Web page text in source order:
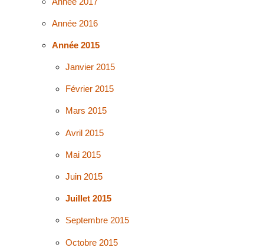
Année 2016
Année 2015
Janvier 2015
Février 2015
Mars 2015
Avril 2015
Mai 2015
Juin 2015
Juillet 2015
Septembre 2015
Octobre 2015